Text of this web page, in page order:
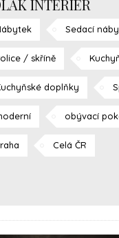
INTERIER
Sedací
/ skříně
doplňky
obývací
Celá ČR